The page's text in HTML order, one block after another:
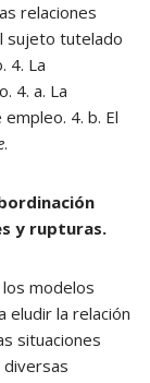
relaciones
sujeto tutelado
4. La
4. a. La
4. b. El
.
y rupturas.
los modelos
eludir la relación
situaciones
diversas